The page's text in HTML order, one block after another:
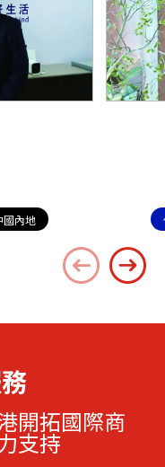
國內地
開拓國際商
支持